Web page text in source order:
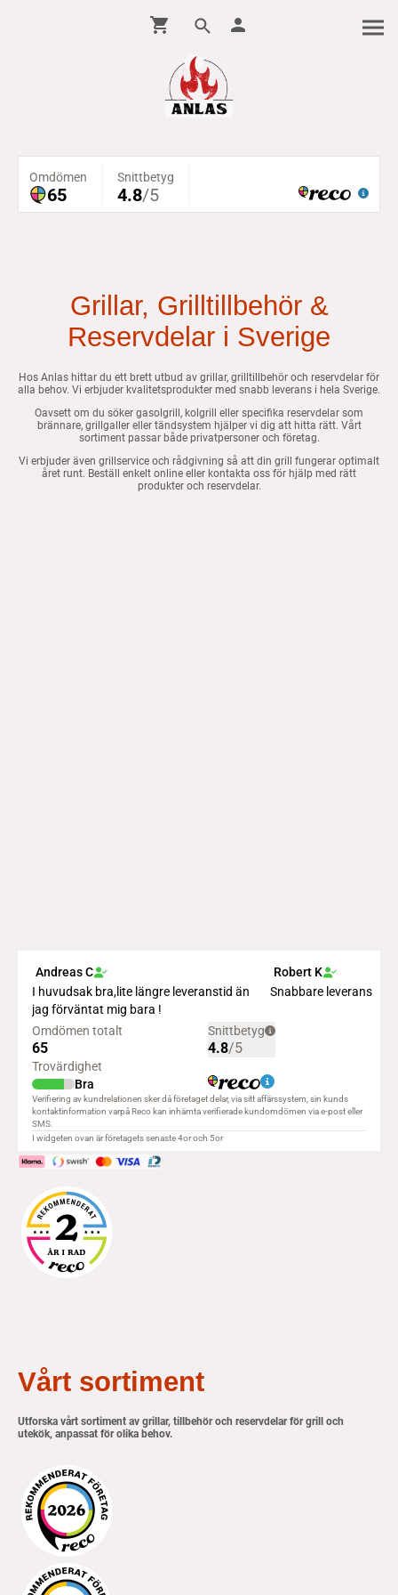
Grillar, Grilltillbehör &
Reservdelar i Sverige
Hos Anlas hittar du ett brett utbud av grillar, grilltillbehör och reservdelar för
alla behov. Vi erbjuder kvalitetsprodukter med snabb leverans i hela Sverige.
Oavsett om du söker gasolgrill, kolgrill eller specifika reservdelar som
brännare, grillgaller eller tändsystem hjälper vi dig att hitta rätt. Vårt
sortiment passar både privatpersoner och företag.
Vi erbjuder även grillservice och rådgivning så att din grill fungerar optimalt
året runt. Beställ enkelt online eller kontakta oss för hjälp med rätt
produkter och reservdelar.
Vårt sortiment
Utforska vårt sortiment av grillar, tillbehör och reservdelar för grill och
utekök, anpassat för olika behov.